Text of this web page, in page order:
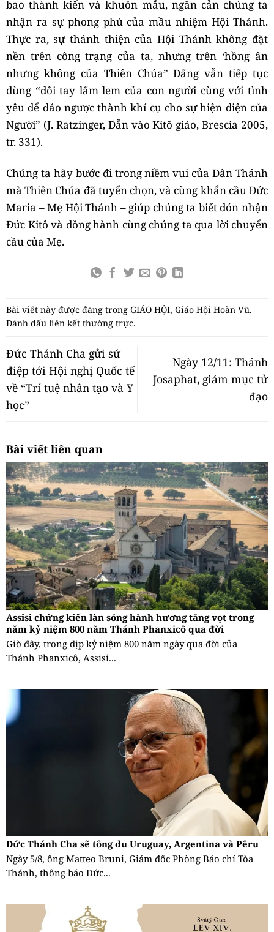
bao thành kiến và khuôn mẫu, ngăn cản chúng ta
nhận ra sự phong phú của mầu nhiệm Hội Thánh.
Thực ra, sự thánh thiện của Hội Thánh không đặt
nền trên công trạng của ta, nhưng trên ‘hồng ân
nhưng không của Thiên Chúa” Đấng vẫn tiếp tục
dùng “đôi tay lấm lem của con người cùng với tình
yêu để đảo ngược thành khí cụ cho sự hiện diện của
Người” (J. Ratzinger, Dẫn vào Kitô giáo, Brescia 2005,
tr. 331).
Chúng ta hãy bước đi trong niềm vui của Dân Thánh
mà Thiên Chúa đã tuyển chọn, và cùng khẩn cầu Đức
Maria – Mẹ Hội Thánh – giúp chúng ta biết đón nhận
Đức Kitô và đồng hành cùng chúng ta qua lời chuyển
cầu của Mẹ.
Bài viết này được đăng trong GIÁO HỘI, Giáo Hội Hoàn Vũ.
Đánh dấu liên kết thường trực.
Đức Thánh Cha gửi sứ
điệp tới Hội nghị Quốc tế
về “Trí tuệ nhân tạo và Y
học”
Ngày 12/11: Thánh
Josaphat, giám mục tử
đạo
Bài viết liên quan
Assisi chứng kiến làn sóng hành hương tăng vọt trong
năm kỷ niệm 800 năm Thánh Phanxicô qua đời
Giờ đây, trong dịp kỷ niệm 800 năm ngày qua đời của
Thánh Phanxicô, Assisi...
Đức Thánh Cha sẽ tông du Uruguay, Argentina và Pêru
Ngày 5/8, ông Matteo Bruni, Giám đốc Phòng Báo chí Tòa
Thánh, thông báo Đức...